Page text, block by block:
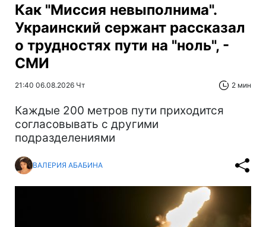
Как "Миссия невыполнима".
Украинский сержант рассказал
о трудностях пути на "ноль", -
СМИ
21:40 06.08.2026 Чт 2 мин
Каждые 200 метров пути приходится
согласовывать с другими
подразделениями
ВАЛЕРИЯ АБАБИНА